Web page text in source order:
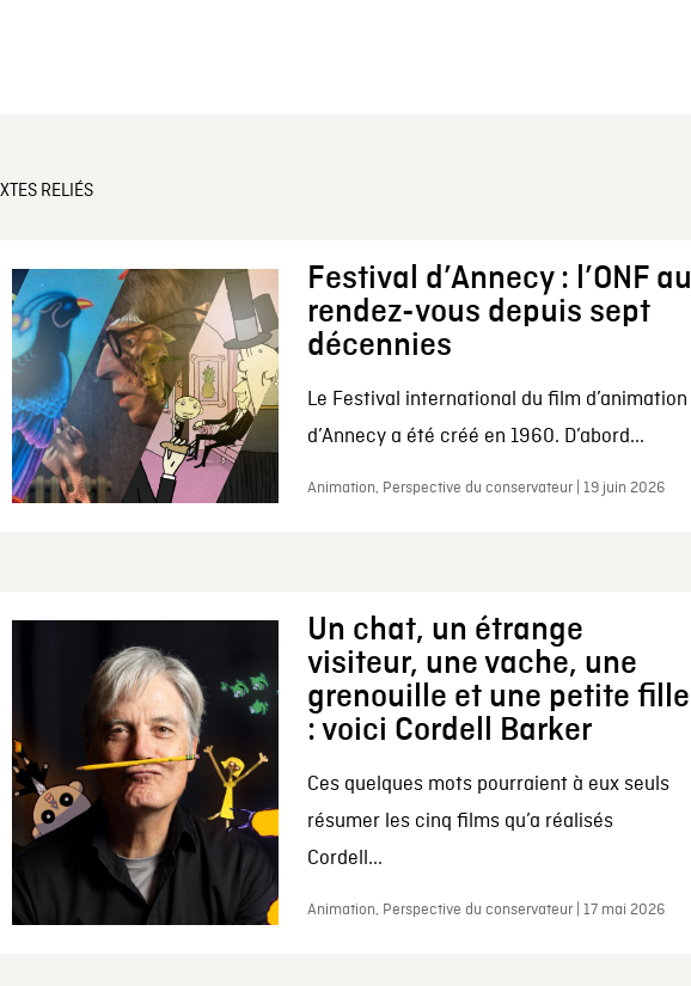
RELIÉS
Festival d’Annecy : l’ONF au
rendez-vous depuis sept
décennies
Le Festival international du film d’animation
d’Annecy a été créé en 1960. D’abord...
Animation, Perspective du conservateur | 19 juin 2026
Un chat, un étrange
visiteur, une vache, une
grenouille et une petite fille
: voici Cordell Barker
Ces quelques mots pourraient à eux seuls
résumer les cinq films qu’a réalisés
Cordell...
Animation, Perspective du conservateur | 17 mai 2026